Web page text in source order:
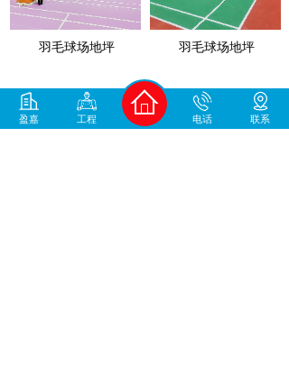
羽毛球场地坪 羽毛球场地坪
2 4 末页 >>
盈嘉 工程 电话 联系